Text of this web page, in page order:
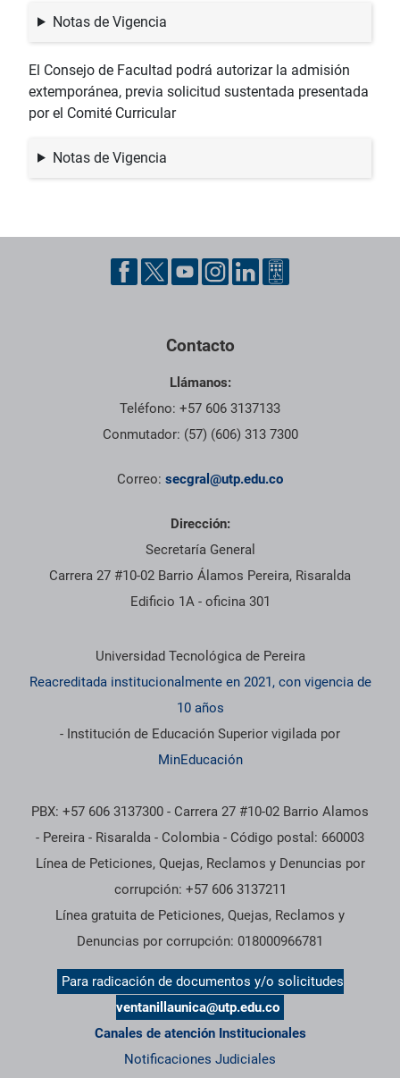
Notas de Vigencia
El Consejo de Facultad podrá autorizar la admisión
extemporánea, previa solicitud sustentada presentada
por el Comité Curricular
Notas de Vigencia
Pie de página con información de contacto, redes sociales y
Contacto
Llámanos:
Teléfono: +57 606 3137133
Conmutador: (57) (606) 313 7300
Correo: secgral@utp.edu.co
Dirección:
Secretaría General
Carrera 27 #10-02 Barrio Álamos Pereira, Risaralda
Edificio 1A - oficina 301
Información institucional
Universidad Tecnológica de Pereira
Reacreditada institucionalmente en 2021, con vigencia de
10 años
- Institución de Educación Superior vigilada por
MinEducación
PBX: +57 606 3137300 - Carrera 27 #10-02 Barrio Alamos
- Pereira - Risaralda - Colombia - Código postal: 660003
Línea de Peticiones, Quejas, Reclamos y Denuncias por
corrupción: +57 606 3137211
Línea gratuita de Peticiones, Quejas, Reclamos y
Denuncias por corrupción: 018000966781
Para radicación de documentos y/o solicitudes
ventanillaunica@utp.edu.co
Canales de atención Institucionales
Notificaciones Judiciales